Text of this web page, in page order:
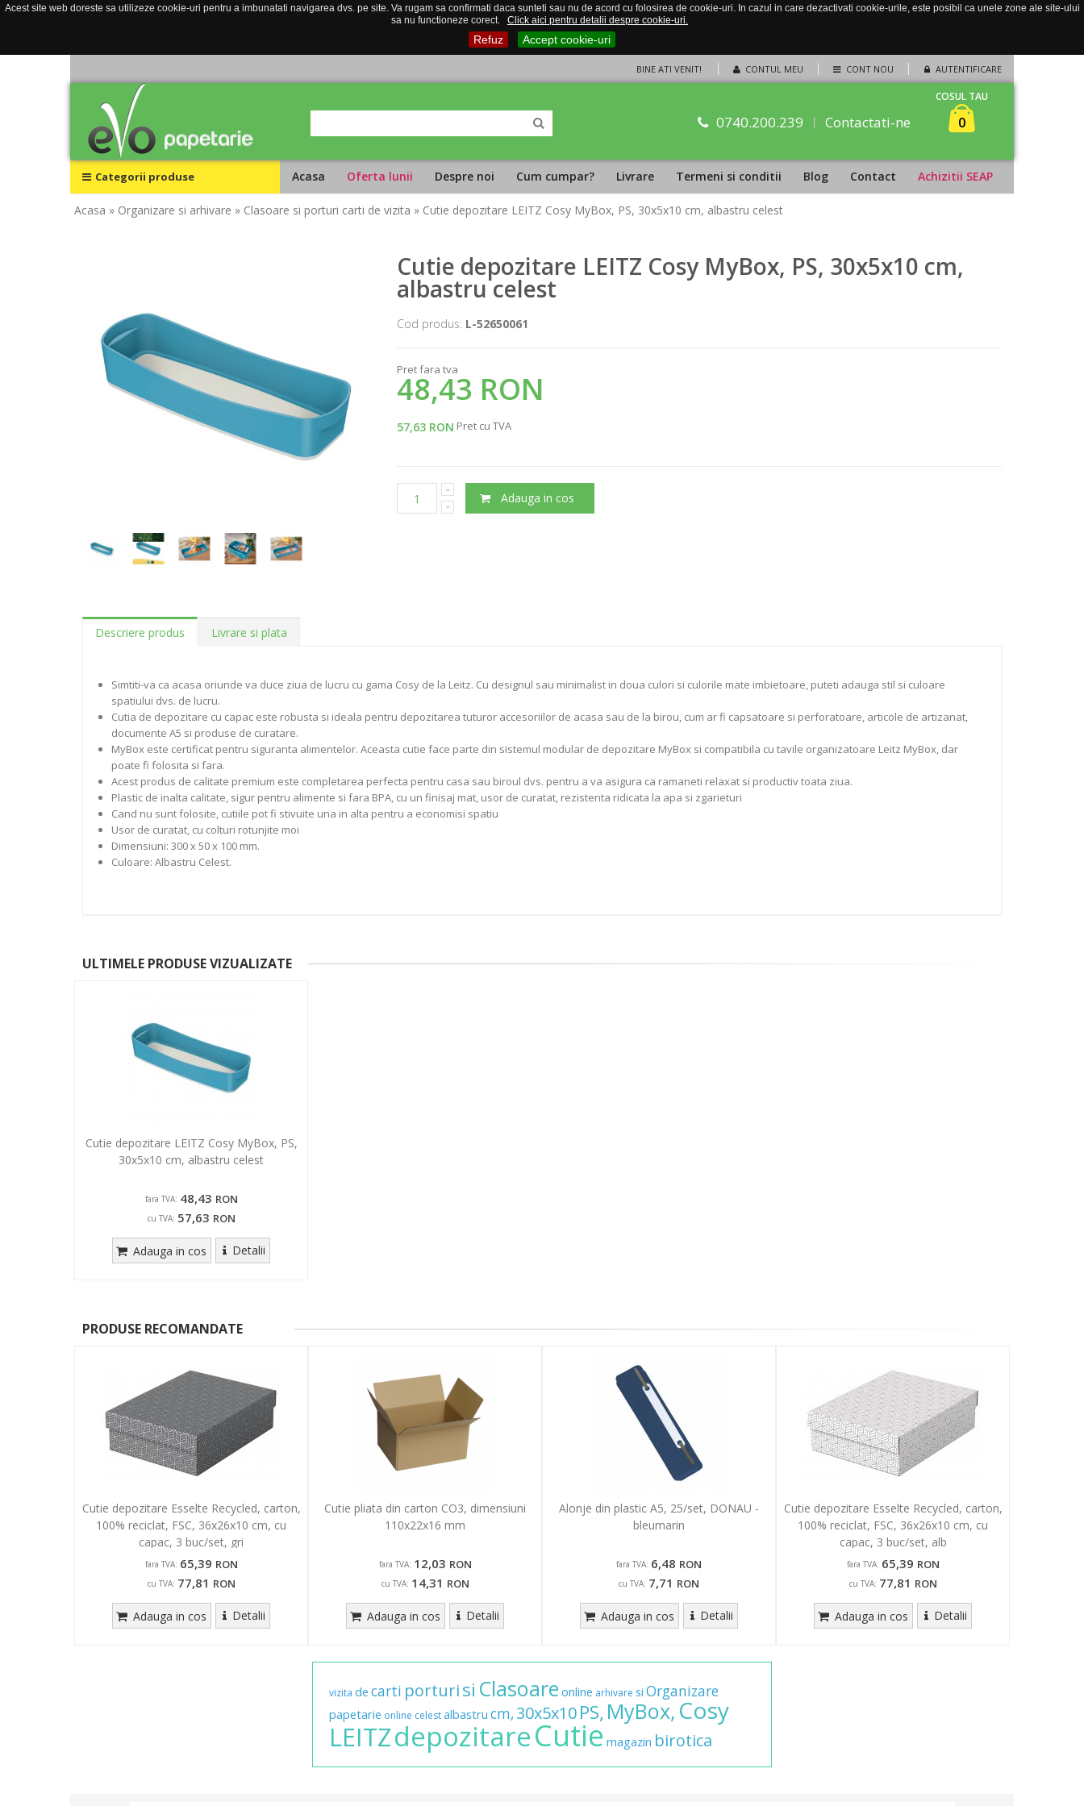
Acest site web doreste sa utilizeze cookie-uri pentru a imbunatati navigarea dvs. pe site. Va rugam sa confirmati daca sunteti sau nu de acord cu folosirea de cookie-uri. In cazul in care dezactivati cookie-urile, este posibil ca unele zone ale site-ului
sa nu functioneze corect.
Click aici pentru detalii despre cookie-uri.
Refuz Accept cookie-uri
CONTUL MEU CONT NOU AUTENTIFICARE
BINE ATI VENIT!
0740.200.239 Contactati-ne
COSUL TAU
0
Categorii produse Acasa Oferta lunii Despre noi Cum cumpar? Livrare Termeni si conditii Blog Contact Achizitii SEAP
Acasa » Organizare si arhivare » Clasoare si porturi carti de vizita » Cutie depozitare LEITZ Cosy MyBox, PS, 30x5x10 cm, albastru celest
Cutie depozitare LEITZ Cosy MyBox, PS, 30x5x10 cm,
albastru celest
Cod produs: L-52650061
Pret fara tva
48,43 RON
57,63 RON Pret cu TVA
Adauga in cos
Descriere produs Livrare si plata
Simtiti-va ca acasa oriunde va duce ziua de lucru cu gama Cosy de la Leitz. Cu designul sau minimalist in doua culori si culorile mate imbietoare, puteti adauga stil si culoare
spatiului dvs. de lucru.
Cutia de depozitare cu capac este robusta si ideala pentru depozitarea tuturor accesoriilor de acasa sau de la birou, cum ar fi capsatoare si perforatoare, articole de artizanat,
documente A5 si produse de curatare.
MyBox este certificat pentru siguranta alimentelor. Aceasta cutie face parte din sistemul modular de depozitare MyBox si compatibila cu tavile organizatoare Leitz MyBox, dar
poate fi folosita si fara.
Acest produs de calitate premium este completarea perfecta pentru casa sau biroul dvs. pentru a va asigura ca ramaneti relaxat si productiv toata ziua.
Plastic de inalta calitate, sigur pentru alimente si fara BPA, cu un finisaj mat, usor de curatat, rezistenta ridicata la apa si zgarieturi
Cand nu sunt folosite, cutiile pot fi stivuite una in alta pentru a economisi spatiu
Usor de curatat, cu colturi rotunjite moi
Dimensiuni: 300 x 50 x 100 mm.
Culoare: Albastru Celest.
ULTIMELE PRODUSE VIZUALIZATE
Cutie depozitare LEITZ Cosy MyBox, PS,
30x5x10 cm, albastru celest
fara TVA: 48,43 RON
cu TVA: 57,63 RON
Adauga in cos Detalii
PRODUSE RECOMANDATE
Cutie depozitare Esselte Recycled, carton,
100% reciclat, FSC, 36x26x10 cm, cu
capac, 3 buc/set, gri
fara TVA: 65,39 RON
cu TVA: 77,81 RON
Adauga in cos Detalii
Cutie pliata din carton CO3, dimensiuni
110x22x16 mm
fara TVA: 12,03 RON
cu TVA: 14,31 RON
Adauga in cos Detalii
Alonje din plastic A5, 25/set, DONAU -
bleumarin
fara TVA: 6,48 RON
cu TVA: 7,71 RON
Adauga in cos Detalii
Cutie depozitare Esselte Recycled, carton,
100% reciclat, FSC, 36x26x10 cm, cu
capac, 3 buc/set, alb
fara TVA: 65,39 RON
cu TVA: 77,81 RON
Adauga in cos Detalii
vizita de carti porturisi Clasoareonline arhivare si Organizare
papetarie online celestalbastru cm,30x5x10PS, MyBox, Cosy
LEITZdepozitareCutie magazin birotica